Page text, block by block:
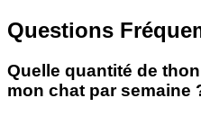
Questions
Quelle quantité de
mon chat par semaine